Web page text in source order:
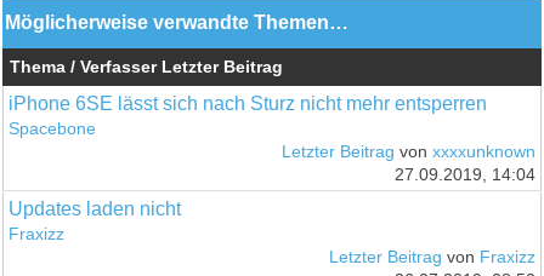
Möglicherweise verwandte Themen…
Thema / Verfasser Letzter Beitrag
iPhone 6SE lässt sich nach Sturz nicht mehr entsperren
Spacebone
Letzter Beitrag von xxxxunknown
27.09.2019, 14:04
Updates laden nicht
Fraxizz
Letzter Beitrag von Fraxizz